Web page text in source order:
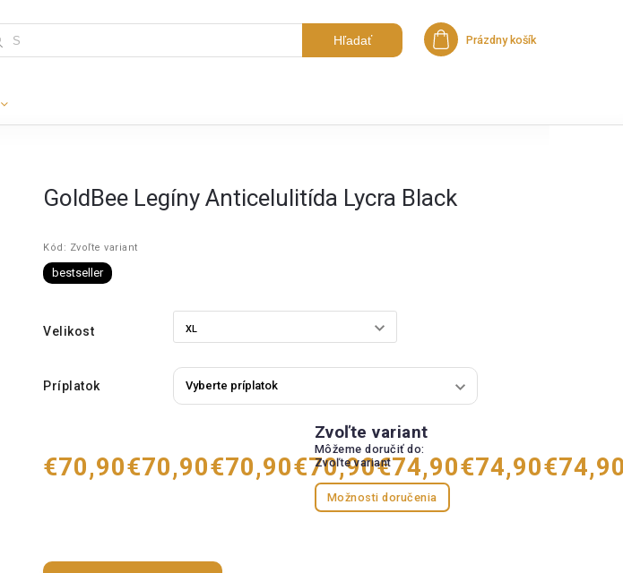
Hľadať Nákupný košík
Prázdny košík
GoldBee Legíny Anticelulitída Lycra Black
Kód: Zvoľte variant
bestseller
Velikost
Príplatok
€70,90€70,90€70,90€70,90€74,90€74,90
Zvoľte variant
Môžeme doručiť do:
Zvoľte variant
Možnosti doručenia